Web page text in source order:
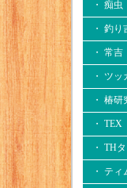
・ 痴虫
・ 釣
・ 常吉
・ ツ
・ 椿研
・ TEX
・ TH
・ ティ